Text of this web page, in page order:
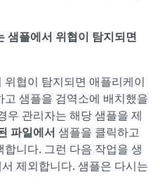
샘플에서 위협이 탐지되면
협이 탐지되면 애플리케이
샘플을 검역소에 배치했을
우 관리자는 해당 샘플을 제
파일에서 샘플을 클릭하고
합니다. 그런 다음 작업을 생
제외합니다. 샘플은 다시는